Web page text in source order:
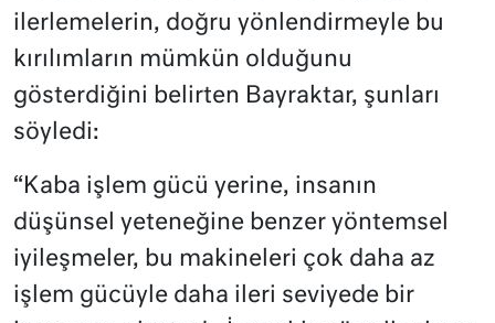
ilerlemelerin, doğru yönlendirmeyle bu
kırılımların mümkün olduğunu
gösterdiğini belirten Bayraktar, şunları
söyledi:
“Kaba işlem gücü yerine, insanın
düşünsel yeteneğine benzer yöntemsel
iyileşmeler, bu makineleri çok daha az
işlem gücüyle daha ileri seviyede bir